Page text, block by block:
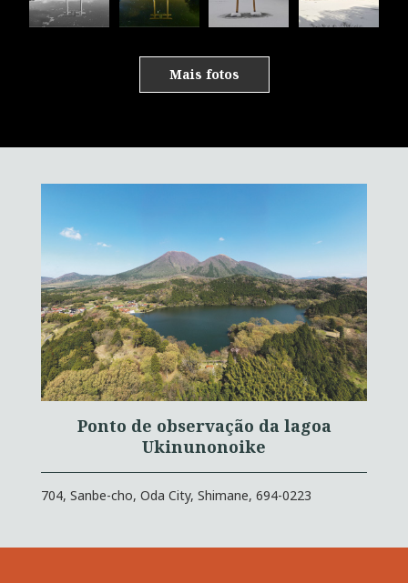
Mais fotos
Ponto de observação da lagoa
Ukinunonoike
704, Sanbe-cho, Oda City, Shimane, 694-0223